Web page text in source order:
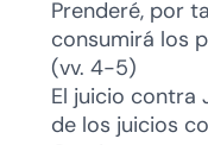
Prenderé, por
consumirá los
(vv. 4-5)
El juicio contra
de los juicios